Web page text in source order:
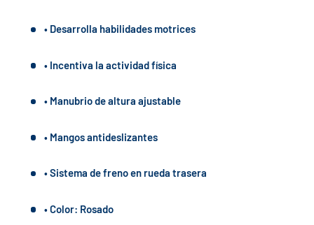
• Desarrolla habilidades motrices
• Incentiva la actividad física
• Manubrio de altura ajustable
• Mangos antideslizantes
• Sistema de freno en rueda trasera
• Color: Rosado